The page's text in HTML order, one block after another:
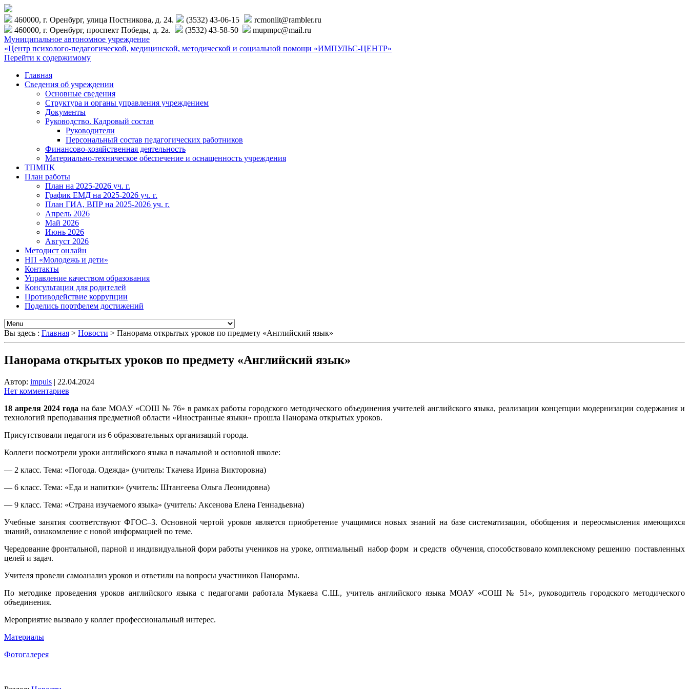
460000, г. Оренбург, улица Постникова, д. 24. (3532) 43-06-15
rcmoniit@rambler.ru
460000, г. Оренбург, проспект Победы, д. 2а.
(3532) 43-58-50
mupmpc@mail.ru
Муниципальное автономное учреждение
«Центр психолого-педагогической, медицинской, методической и социальной помощи «ИМПУЛЬС-ЦЕНТР»
Перейти к содержимому
Главная
Сведения об учреждении
Основные сведения
Структура и органы управления учреждением
Документы
Руководство. Кадровый состав
Руководители
Персональный состав педагогических работников
Финансово-хозяйственная деятельность
Материально-техническое обеспечение и оснащенность учреждения
ТПМПК
План работы
План на 2025-2026 уч. г.
График ЕМД на 2025-2026 уч. г.
План ГИА, ВПР на 2025-2026 уч. г.
Апрель 2026
Май 2026
Июнь 2026
Август 2026
Методист онлайн
НП «Молодежь и дети»
Контакты
Управление качеством образования
Консультации для родителей
Противодействие коррупции
Поделись портфелем достижений
Вы здесь : Главная > Новости > Панорама открытых уроков по предмету «Английский язык»
Панорама открытых уроков по предмету «Английский язык»
Автор: impuls | 22.04.2024
Нет комментариев
18 апреля 2024 года на базе МОАУ «СОШ № 76» в рамках работы городского методического объединения учителей английского языка, реализации концепции модернизации содержания и
технологий преподавания предметной области «Иностранные языки» прошла Панорама открытых уроков.
Присутствовали педагоги из 6 образовательных организаций города.
Коллеги посмотрели уроки английского языка в начальной и основной школе:
— 2 класс. Тема: «Погода. Одежда» (учитель: Ткачева Ирина Викторовна)
— 6 класс. Тема: «Еда и напитки» (учитель: Штангеева Ольга Леонидовна)
— 9 класс. Тема: «Страна изучаемого языка» (учитель: Аксенова Елена Геннадьевна)
Учебные занятия соответствуют ФГОС–3. Основной чертой уроков является приобретение учащимися новых знаний на базе систематизации, обобщения и переосмысления имеющихся
знаний, ознакомление с новой информацией по теме.
Чередование фронтальной, парной и индивидуальной форм работы учеников на уроке, оптимальный набор форм и средств обучения, способствовало комплексному решению поставленных
целей и задач.
Учителя провели самоанализ уроков и ответили на вопросы участников Панорамы.
По методике проведения уроков английского языка с педагогами работала Мукаева С.Ш., учитель английского языка МОАУ «СОШ № 51», руководитель городского методического
объединения.
Мероприятие вызвало у коллег профессиональный интерес.
Материалы
Фотогалерея